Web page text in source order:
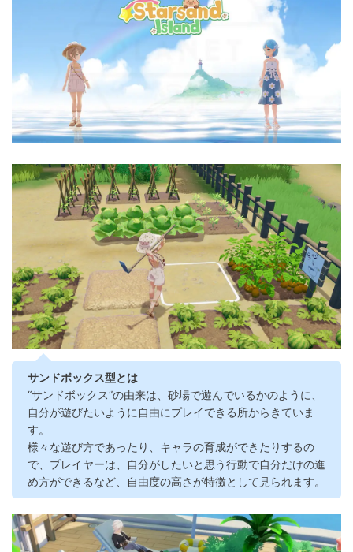
サンドボックス型とは
“サンドボックス”の由来は、砂場で遊んでいるかのように、
自分が遊びたいように自由にプレイできる所からきていま
す。
様々な遊び方であったり、キャラの育成ができたりするの
で、プレイヤーは、自分がしたいと思う行動で自分だけの進
め方ができるなど、自由度の高さが特徴として見られます。